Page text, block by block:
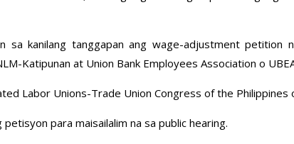
sa kanilang tanggapan ang wage-adjustment petition
Katipunan at Union Bank Employees Association o
Labor Unions-Trade Union Congress of the
para maisailalim na sa public hearing.